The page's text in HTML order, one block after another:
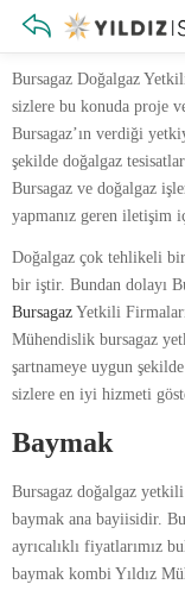
Bursagaz Doğalgaz
sizlere bu konuda proje
Bursagaz’ın verdiği
şekilde doğalgaz
Bursagaz ve doğalgaz
yapmanız geren iletişim
Doğalgaz çok tehlikeli
bir iştir. Bundan dolayı
Bursagaz Yetkili
Mühendislik bursagaz
şartnameye uygun
sizlere en iyi hizmeti
Baymak
Bursagaz doğalgaz
baymak ana bayiisidir.
ayrıcalıklı fiyatlarımız
baymak kombi Yıldız